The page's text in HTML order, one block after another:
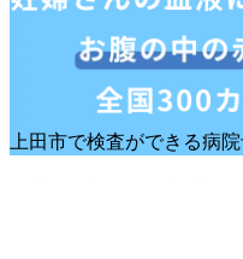
上田市で検査ができる病